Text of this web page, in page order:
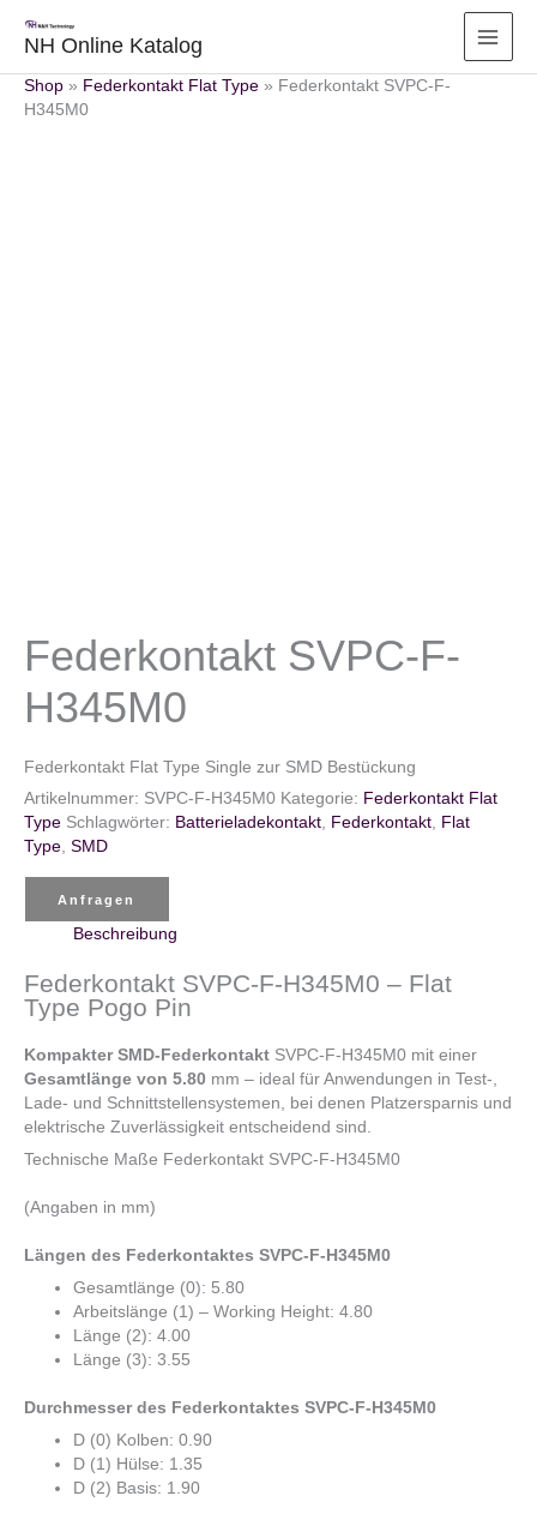
Inhalt
springen
NH Online Katalog
Shop » Federkontakt Flat Type » Federkontakt SVPC-F-
H345M0
Federkontakt SVPC-F-
H345M0
Federkontakt Flat Type Single zur SMD Bestückung
Artikelnummer: SVPC-F-H345M0 Kategorie: Federkontakt Flat
Type Schlagwörter: Batterieladekontakt, Federkontakt, Flat
Type, SMD
Anfragen
Beschreibung
Federkontakt SVPC-F-H345M0 – Flat
Type Pogo Pin
Kompakter SMD-Federkontakt SVPC-F-H345M0 mit einer
Gesamtlänge von 5.80 mm – ideal für Anwendungen in Test-,
Lade- und Schnittstellensystemen, bei denen Platzersparnis und
elektrische Zuverlässigkeit entscheidend sind.
Technische Maße Federkontakt SVPC-F-H345M0
(Angaben in mm)
Längen des Federkontaktes SVPC-F-H345M0
Gesamtlänge (0): 5.80
Arbeitslänge (1) – Working Height: 4.80
Länge (2): 4.00
Länge (3): 3.55
Durchmesser des Federkontaktes SVPC-F-H345M0
D (0) Kolben: 0.90
D (1) Hülse: 1.35
D (2) Basis: 1.90